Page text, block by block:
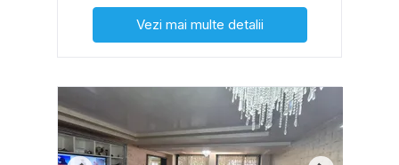
Vezi mai multe detalii